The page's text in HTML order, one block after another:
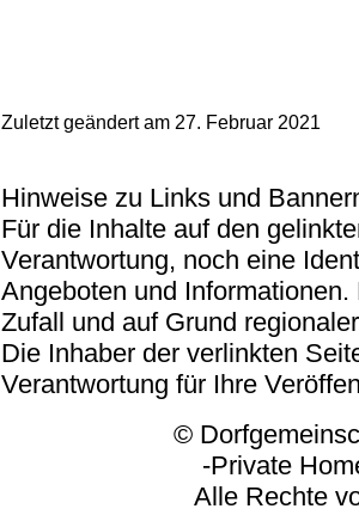
Zuletzt geändert am 27. Februar 2021
Hinweise zu Links und
Für die Inhalte auf den
Verantwortung, noch eine
Angeboten und
Zufall und auf Grund
Die Inhaber der verlinkten
Verantwortung für Ihre
© Dorfgemeinschaft
-Private
Alle Rechte